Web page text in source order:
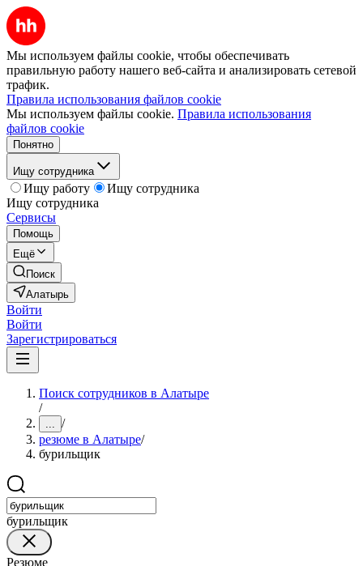
Мы используем файлы cookie, чтобы обеспечивать
правильную работу нашего веб-сайта и анализировать сетевой
трафик.
Правила использования файлов cookie
Мы используем файлы cookie. Правила использования
файлов cookie
Понятно
Ищу сотрудника
Ищу работу
Ищу сотрудника
Ищу сотрудника
Сервисы
Помощь
Ещё
Поиск
Алатырь
Войти
Войти
Зарегистрироваться
Поиск сотрудников в Алатыре
/
... /
резюме в Алатыре/
бурильщик
бурильщик
Резюме